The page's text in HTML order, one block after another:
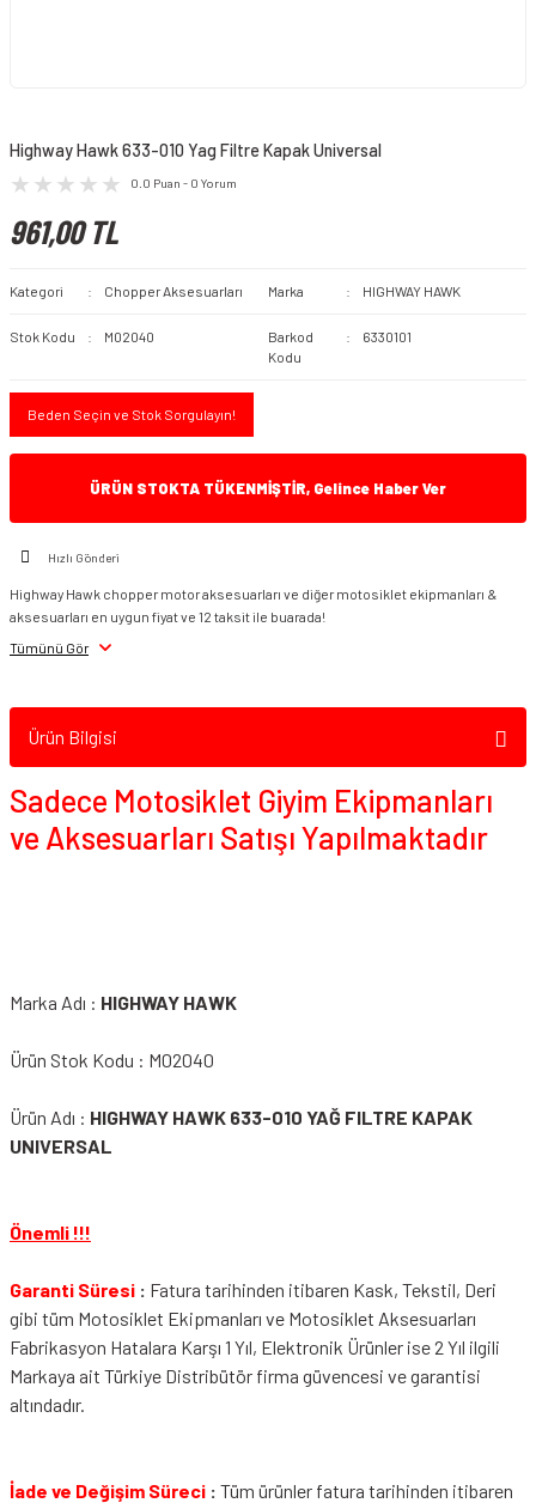
Highway Hawk 633-010 Yag Filtre Kapak Universal
0.0 Puan - 0 Yorum
961,00 TL
Kategori Chopper Aksesuarları Marka HIGHWAY HAWK
Stok Kodu M02040
Barkod
Kodu
6330101
Beden Seçin ve Stok Sorgulayın!
ÜRÜN STOKTA TÜKENMİŞTİR, Gelince Haber Ver
Hızlı Gönderi
Highway Hawk chopper motor aksesuarları ve diğer motosiklet ekipmanları &
aksesuarları en uygun fiyat ve 12 taksit ile buarada!
Tümünü Gör
Ürün Bilgisi
Sadece Motosiklet Giyim Ekipmanları
ve Aksesuarları Satışı Yapılmaktadır
Marka Adı : HIGHWAY HAWK
Ürün Stok Kodu : M02040
Ürün Adı : HIGHWAY HAWK 633-010 YAĞ FILTRE KAPAK
UNIVERSAL
Önemli !!!
Garanti Süresi : Fatura tarihinden itibaren Kask, Tekstil, Deri
gibi tüm Motosiklet Ekipmanları ve Motosiklet Aksesuarları
Fabrikasyon Hatalara Karşı 1 Yıl, Elektronik Ürünler ise 2 Yıl ilgili
Markaya ait Türkiye Distribütör firma güvencesi ve garantisi
altındadır.
İade ve Değişim Süreci : Tüm ürünler fatura tarihinden itibaren